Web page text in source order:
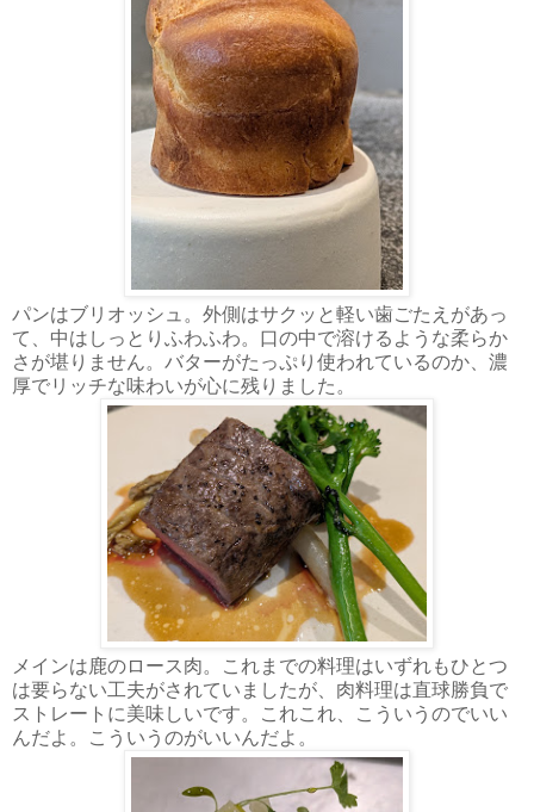
パンはブリオッシュ。外側はサクッと軽い歯ごたえがあっ
て、中はしっとりふわふわ。口の中で溶けるような柔らか
さが堪りません。バターがたっぷり使われているのか、濃
厚でリッチな味わいが心に残りました。
メインは鹿のロース肉。これまでの料理はいずれもひとつ
は要らない工夫がされていましたが、肉料理は直球勝負で
ストレートに美味しいです。これこれ、こういうのでいい
んだよ。こういうのがいいんだよ。